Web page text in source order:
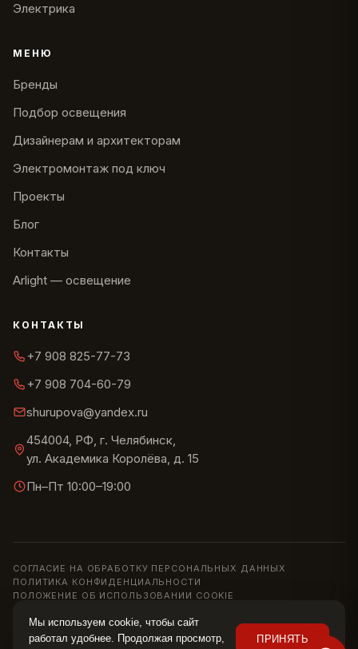
Электрика
МЕНЮ
Бренды
Подбор освещения
Дизайнерам и архитекторам
Электромонтаж под ключ
Проекты
Блог
Контакты
Arlight — освещение
КОНТАКТЫ
+7 908 825-77-73
+7 908 704-60-79
shurupova@yandex.ru
454004, РФ, г. Челябинск,
ул. Академика Королёва, д. 15
Пн–Пт 10:00–19:00
СОГЛАСИЕ НА ОБРАБОТКУ ПЕРСОНАЛЬНЫХ ДАННЫХ
ПОЛИТИКА КОНФИДЕНЦИАЛЬНОСТИ
ПОЛОЖЕНИЕ ОБ ИСПОЛЬЗОВАНИИ COOKIE
Информация на сайте носит справочный характер и не является
публичной офертой (ст. 437 ГК РФ). Цены, наличие и характеристики
Мы используем cookie, чтобы сайт
работал удобнее. Продолжая просмотр,
ПРИНЯТЬ